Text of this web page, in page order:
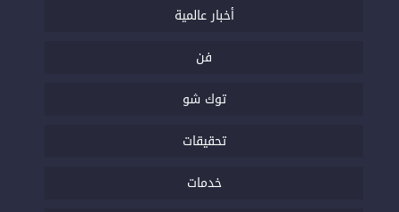
أخبار عالمية
فن
توك شو
تحقيقات
خدمات